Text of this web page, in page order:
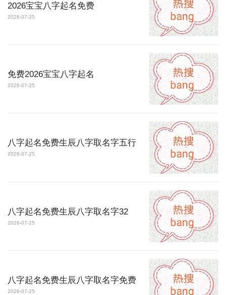
2026宝宝八字起名免费
2026-07-25
免费2026宝宝八字起名
2026-07-25
八字起名免费生辰八字取名字五行
2026-07-25
八字起名免费生辰八字取名字32
2026-07-25
八字起名免费生辰八字取名字免费
2026-07-25